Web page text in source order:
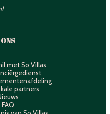
met So Villas
partners
FAQ